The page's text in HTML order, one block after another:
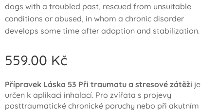
dogs with a troubled past, rescued from unsuitable
conditions or abused, in whom a chronic disorder
develops some time after adoption and stabilization.
559.00 Kč
Přípravek Láska 53 Při traumatu a stresové zátěži je
určen k aplikaci inhalací. Pro zvířata s projevy
posttraumatické chronické poruchy nebo při akutním